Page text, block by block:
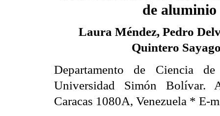
de aluminio
Laura Méndez, Pedro
Quintero
Departamento de Ciencia
Universidad Simón Bolívar.
Caracas 1080A, Venezuela * E-